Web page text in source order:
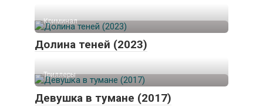
Криминал
Долина теней (2023)
Триллеры
Девушка в тумане (2017)